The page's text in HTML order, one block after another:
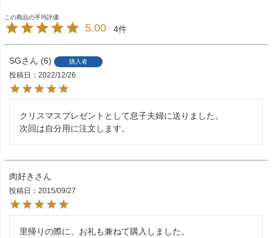
5.00 4
SG 6 購入者
投稿日 2022/12/26
クリスマスプレゼントとして息子夫婦に送りました。
次回は自分用に注文します。
肉好き
投稿日 2015/09/27
里帰りの際に、お礼も兼ねて購入しました。